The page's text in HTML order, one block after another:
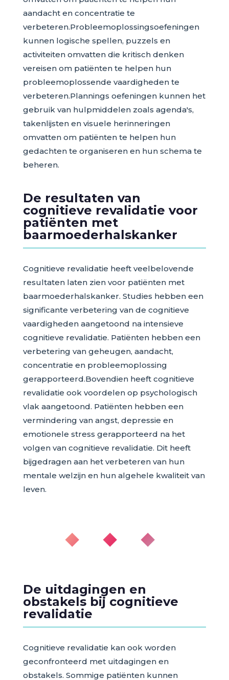
aandacht en concentratie te
verbeteren.Probleemoplossingsoefeningen
kunnen logische spellen, puzzels en
activiteiten omvatten die kritisch denken
vereisen om patiënten te helpen hun
probleemoplossende vaardigheden te
verbeteren.Plannings oefeningen kunnen het
gebruik van hulpmiddelen zoals agenda's,
takenlijsten en visuele herinneringen
omvatten om patiënten te helpen hun
gedachten te organiseren en hun schema te
beheren.
De resultaten van
cognitieve revalidatie voor
patiënten met
baarmoederhalskanker
Cognitieve revalidatie heeft veelbelovende
resultaten laten zien voor patiënten met
baarmoederhalskanker. Studies hebben een
significante verbetering van de cognitieve
vaardigheden aangetoond na intensieve
cognitieve revalidatie. Patiënten hebben een
verbetering van geheugen, aandacht,
concentratie en probleemoplossing
gerapporteerd.Bovendien heeft cognitieve
revalidatie ook voordelen op psychologisch
vlak aangetoond. Patiënten hebben een
vermindering van angst, depressie en
emotionele stress gerapporteerd na het
volgen van cognitieve revalidatie. Dit heeft
bijgedragen aan het verbeteren van hun
mentale welzijn en hun algehele kwaliteit van
leven.
◆ ◆ ◆
De uitdagingen en
obstakels bij cognitieve
revalidatie
Cognitieve revalidatie kan ook worden
geconfronteerd met uitdagingen en
obstakels. Sommige patiënten kunnen